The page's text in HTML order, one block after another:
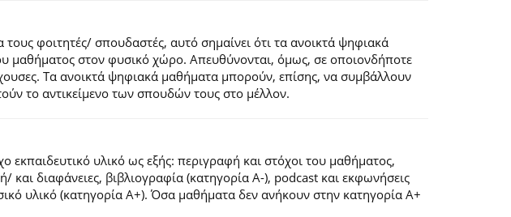
φοιτητές/ σπουδαστές, αυτό σημαίνει ότι τα ανοικτά ψηφιακά
μαθήματος στον φυσικό χώρο. Απευθύνονται, όμως, σε οποιονδήποτε
Τα ανοικτά ψηφιακά μαθήματα μπορούν, επίσης, να συμβάλλουν
το αντικείμενο των σπουδών τους στο μέλλον.
εκπαιδευτικό υλικό ως εξής: περιγραφή και στόχοι του μαθήματος,
και διαφάνειες, βιβλιογραφία (κατηγορία Α-), podcast και εκφωνήσεις
υλικό (κατηγορία Α+). Όσα μαθήματα δεν ανήκουν στην κατηγορία Α+